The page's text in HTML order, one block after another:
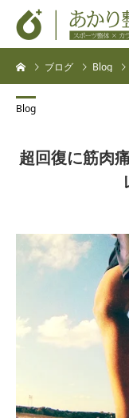
ブログ Blog
Blog
超回復に筋肉